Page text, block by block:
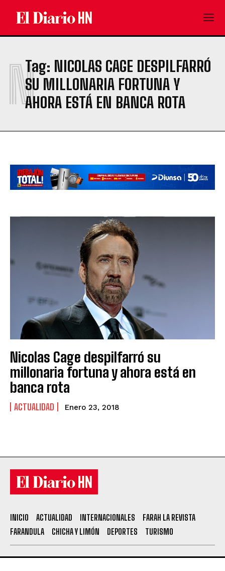
Tag: NICOLAS CAGE DESPILFARRÓ
SU MILLONARIA FORTUNA Y
AHORA ESTÁ EN BANCA ROTA
N
Nicolas Cage despilfarró su
millonaria fortuna y ahora está en
banca rota
ACTUALIDAD Enero 23, 2018
INICIO ACTUALIDAD INTERNACIONALES
FARAH LA REVISTA
FARANDULA
CHICHA Y LIMÓN DEPORTES TURISMO